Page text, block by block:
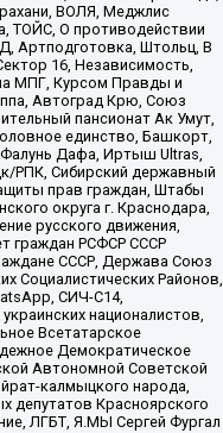
ВОЛЯ, Меджлис
ТОЙС, О противодействии
Артподготовка, Штольц, В
16, Независимость,
МПГ, Курсом Правды и
Автоград Крю, Союз
пансионат Ак Умут,
единство, Башкорт,
Фалунь Дафа, Иртыш Ultras,
РПК, Сибирский державный
прав граждан, Штабы
округа г. Краснодара,
русского движения,
граждан РСФСР СССР
СССР, Держава Союз
Социалистических Районов,
СИЧ-С14,
националистов,
Всетатарское
Демократическое
Автономной Советской
калмыцкого народа,
депутатов Красноярского
ЛГБТ, Я.МЫ Сергей Фургал